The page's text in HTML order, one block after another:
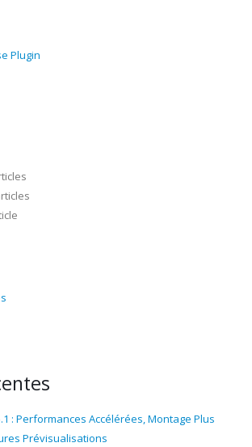
Plugin
: Performances Accélérées, Montage Plus
Prévisualisations